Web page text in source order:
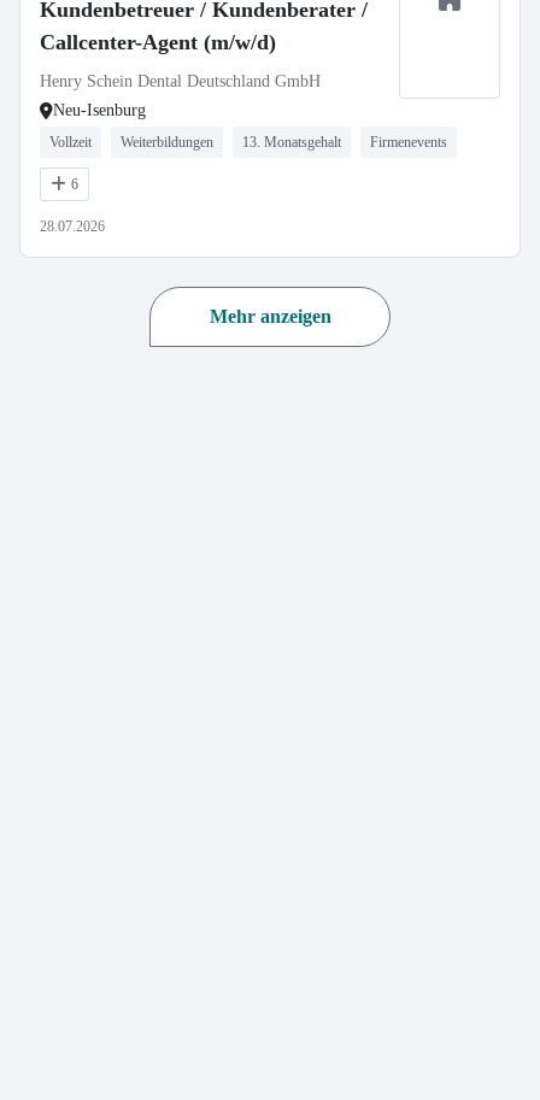
Kundenbetreuer / Kundenberater /
Callcenter-Agent (m/w/d)
Henry Schein Dental Deutschland GmbH
Neu-Isenburg
Vollzeit Weiterbildungen 13. Monatsgehalt Firmenevents
6
28.07.2026
Mehr anzeigen